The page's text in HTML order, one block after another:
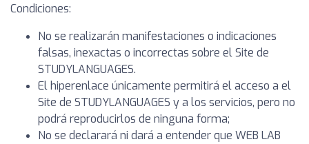
Condiciones:
No se realizarán manifestaciones o indicaciones
falsas, inexactas o incorrectas sobre el Site de
STUDYLANGUAGES.
El hiperenlace únicamente permitirá el acceso a el
Site de STUDYLANGUAGES y a los servicios, pero no
podrá reproducirlos de ninguna forma;
No se declarará ni dará a entender que WEB LAB